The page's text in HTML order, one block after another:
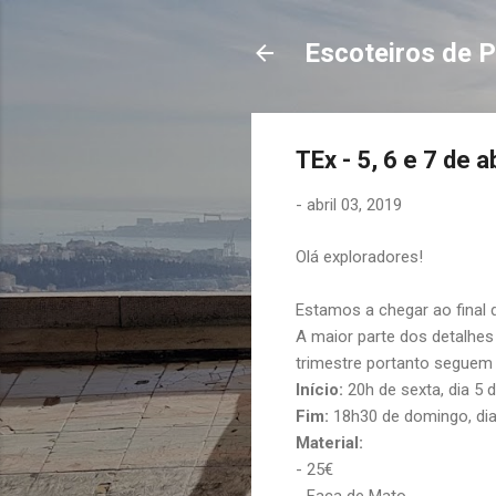
Escoteiros de
TEx - 5, 6 e 7 de
- abril 03, 2019
Olá exploradores!
Estamos a chegar ao final
A maior parte dos
trimestre portanto
Início: 20h de sexta, dia 5
Fim: 18h30 de domingo,
Material:
- 25€